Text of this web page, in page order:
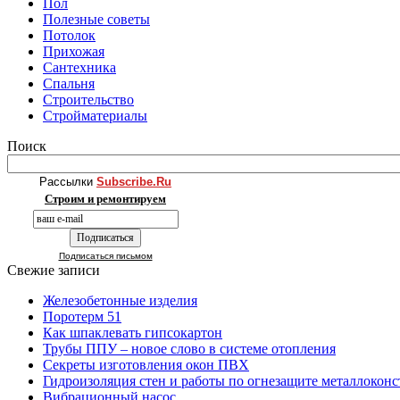
Полезные советы
Потолок
Прихожая
Сантехника
Спальня
Строительство
Стройматериалы
Поиск
Рассылки Subscribe.Ru
Строим и ремонтируем
Подписаться письмом
Свежие записи
Железобетонные изделия
Поротерм 51
Как шпаклевать гипсокартон
Трубы ППУ – новое слово в системе отопления
Секреты изготовления окон ПВХ
Гидроизоляция стен и работы по огнезащите
Вибрационный насос